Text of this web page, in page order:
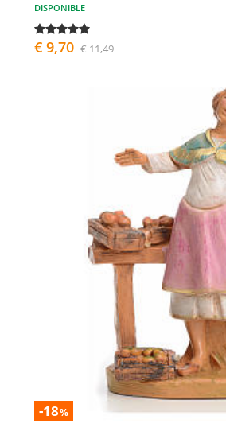
DISPONIBLE
€ 9,70 € 11,49
-18%